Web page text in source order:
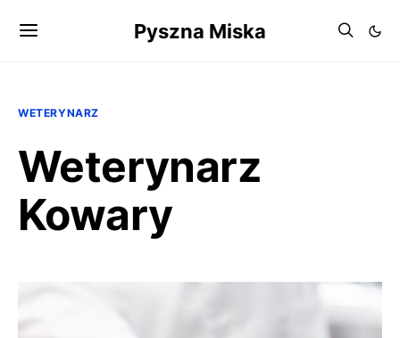
Pyszna Miska
WETERYNARZ
Weterynarz
Kowary